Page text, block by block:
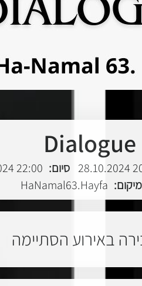
Dialogue
סיום: 22:00 28.10.2024
מיקום: HaNamal63.Hayfa
באירוע הסתיימה